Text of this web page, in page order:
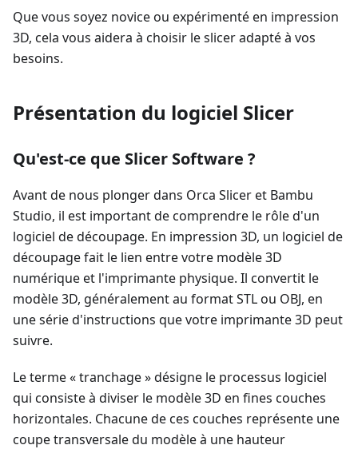
Que vous soyez novice ou expérimenté en impression
3D, cela vous aidera à choisir le slicer adapté à vos
besoins.
Présentation du logiciel Slicer
Qu'est-ce que Slicer Software ?
Avant de nous plonger dans Orca Slicer et Bambu
Studio, il est important de comprendre le rôle d'un
logiciel de découpage. En impression 3D, un logiciel de
découpage fait le lien entre votre modèle 3D
numérique et l'imprimante physique. Il convertit le
modèle 3D, généralement au format STL ou OBJ, en
une série d'instructions que votre imprimante 3D peut
suivre.
Le terme « tranchage » désigne le processus logiciel
qui consiste à diviser le modèle 3D en fines couches
horizontales. Chacune de ces couches représente une
coupe transversale du modèle à une hauteur